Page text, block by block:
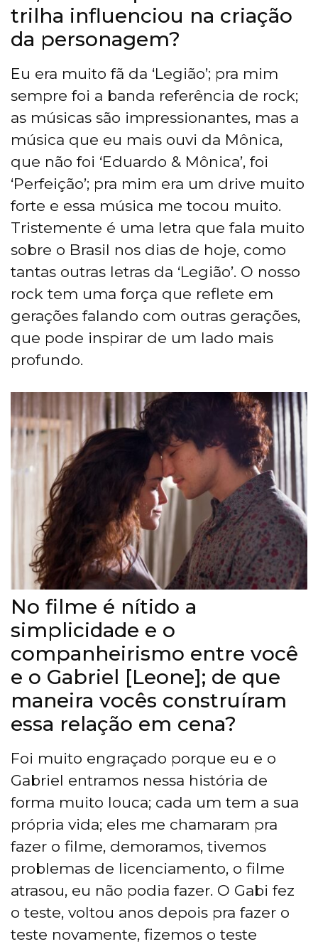
trilha influenciou na criação
da personagem?
Eu era muito fã da ‘Legião’; pra mim
sempre foi a banda referência de rock;
as músicas são impressionantes, mas a
música que eu mais ouvi da Mônica,
que não foi ‘Eduardo & Mônica’, foi
‘Perfeição’; pra mim era um drive muito
forte e essa música me tocou muito.
Tristemente é uma letra que fala muito
sobre o Brasil nos dias de hoje, como
tantas outras letras da ‘Legião’. O nosso
rock tem uma força que reflete em
gerações falando com outras gerações,
que pode inspirar de um lado mais
profundo.
No filme é nítido a
simplicidade e o
companheirismo entre você
e o Gabriel [Leone]; de que
maneira vocês construíram
essa relação em cena?
Foi muito engraçado porque eu e o
Gabriel entramos nessa história de
forma muito louca; cada um tem a sua
própria vida; eles me chamaram pra
fazer o filme, demoramos, tivemos
problemas de licenciamento, o filme
atrasou, eu não podia fazer. O Gabi fez
o teste, voltou anos depois pra fazer o
teste novamente, fizemos o teste